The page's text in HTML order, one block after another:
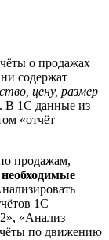
о продажах
содержат
цену, размер
. В 1С данные из
«отчёт
продажам,
1С
«Анализ
по движению